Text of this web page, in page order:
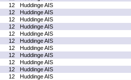
12
Huddinge AIS
12
Huddinge AIS
12
Huddinge AIS
12
Huddinge AIS
12
Huddinge AIS
12
Huddinge AIS
12
Huddinge AIS
12
Huddinge AIS
12
Huddinge AIS
12
Huddinge AIS
12
Huddinge AIS